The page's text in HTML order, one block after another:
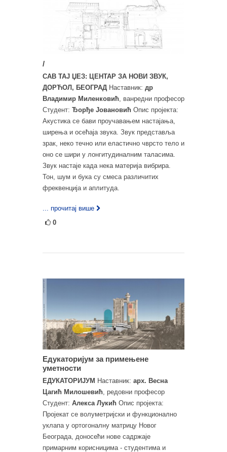
/
САВ ТАЈ ЏЕЗ: ЦЕНТАР ЗА НОВИ ЗВУК,
ДОРЋОЛ, БЕОГРАД Наставник: др
Владимир Миленковић , ванредни професор
Студент: Ђорђе Јовановић Опис пројекта:
Акустика се бави проучавањем настајања,
ширења и осећаја звука. Звук представља
зрак, неко течно или еластично чврсто тело и
оно се шири у лонгитудиналним таласима.
Звук настаје када нека материја вибрира.
Тон, шум и бука су смеса различитих
фреквенција и аплитуда.
... прочитај више
0
Едукаторијум за примењене
уметности
ЕДУКАТОРИЈУМ Наставник: арх. Весна
Цагић Милошевић , редовни професор
Студент: Алекса Лукић Опис пројекта:
Пројекат се волуметријски и функционално
уклапа у ортогоналну матрицу Новог
Београда, доносећи нове садржаје
примарним корисницима - студентима и